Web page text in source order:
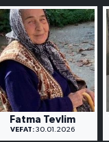
Fatma Tevlim
VEFAT: 30.01.2026